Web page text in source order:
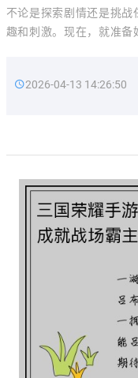
不论是探索剧情还是挑
趣和刺激。现在，就准备
2026-04-13 14:26:50